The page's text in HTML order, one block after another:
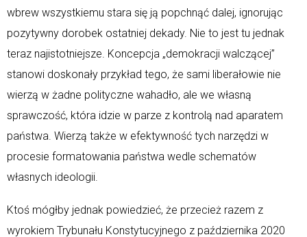
wbrew wszystkiemu stara się ją popchnąć dalej, ignorując
pozytywny dorobek ostatniej dekady. Nie to jest tu jednak
teraz najistotniejsze. Koncepcja „demokracji walczącej”
stanowi doskonały przykład tego, że sami liberałowie nie
wierzą w żadne polityczne wahadło, ale we własną
sprawczość, która idzie w parze z kontrolą nad aparatem
państwa. Wierzą także w efektywność tych narzędzi w
procesie formatowania państwa wedle schematów
własnych ideologii.
Ktoś mógłby jednak powiedzieć, że przecież razem z
wyrokiem Trybunału Konstytucyjnego z października 2020